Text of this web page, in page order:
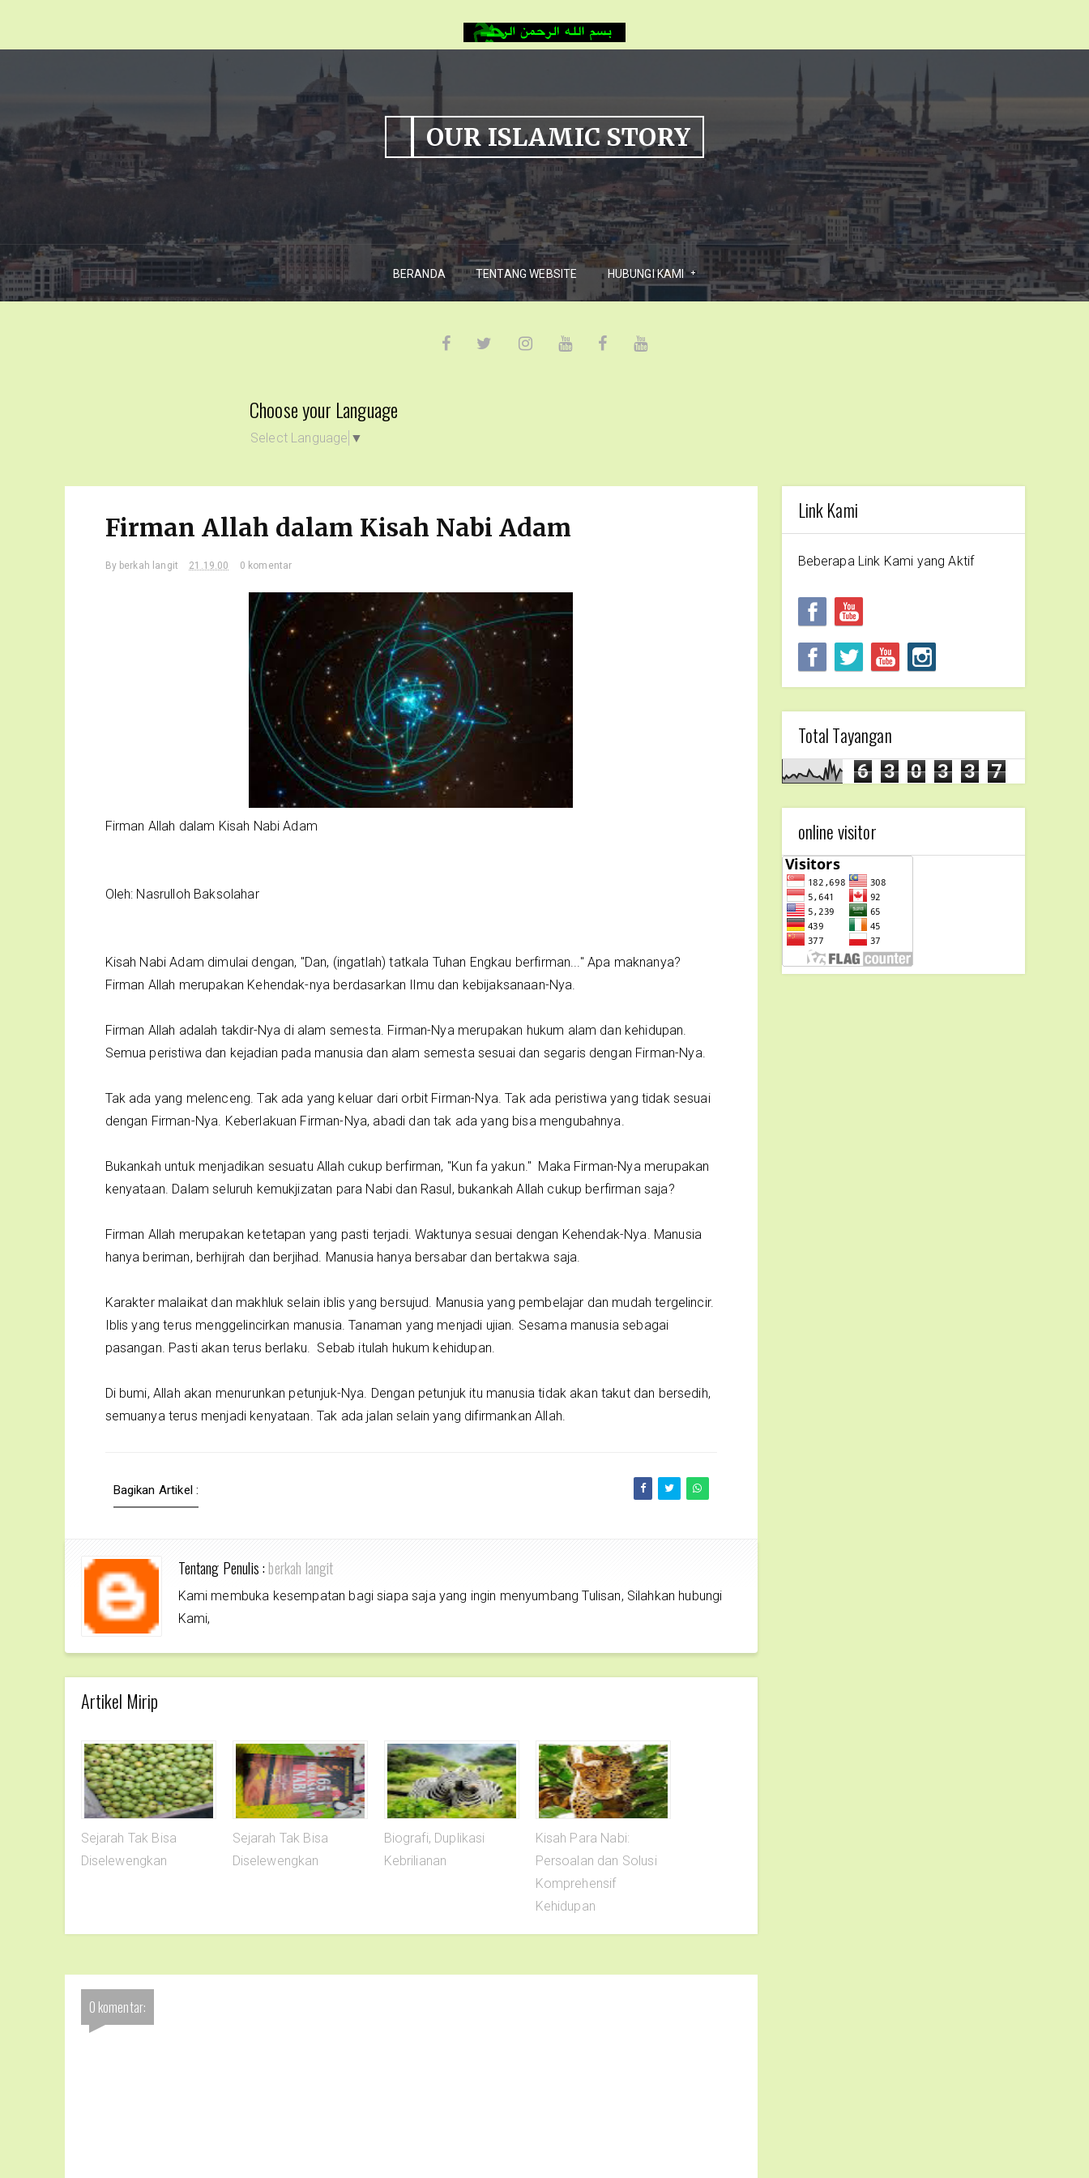
OUR ISLAMIC STORY
BERANDA TENTANG WEBSITE HUBUNGI KAMI
Choose your Language
Select Language ▼
Firman Allah dalam Kisah Nabi Adam
By berkah langit 21.19.00 0 komentar
Firman Allah dalam Kisah Nabi Adam
Oleh: Nasrulloh Baksolahar
Kisah Nabi Adam dimulai dengan, "Dan, (ingatlah) tatkala Tuhan Engkau berfirman..." Apa maknanya?
Firman Allah merupakan Kehendak-nya berdasarkan Ilmu dan kebijaksanaan-Nya.
Firman Allah adalah takdir-Nya di alam semesta. Firman-Nya merupakan hukum alam dan kehidupan.
Semua peristiwa dan kejadian pada manusia dan alam semesta sesuai dan segaris dengan Firman-Nya.
Tak ada yang melenceng. Tak ada yang keluar dari orbit Firman-Nya. Tak ada peristiwa yang tidak sesuai
dengan Firman-Nya. Keberlakuan Firman-Nya, abadi dan tak ada yang bisa mengubahnya.
Bukankah untuk menjadikan sesuatu Allah cukup berfirman, "Kun fa yakun." Maka Firman-Nya merupakan
kenyataan. Dalam seluruh kemukjizatan para Nabi dan Rasul, bukankah Allah cukup berfirman saja?
Firman Allah merupakan ketetapan yang pasti terjadi. Waktunya sesuai dengan Kehendak-Nya. Manusia
hanya beriman, berhijrah dan berjihad. Manusia hanya bersabar dan bertakwa saja.
Karakter malaikat dan makhluk selain iblis yang bersujud. Manusia yang pembelajar dan mudah tergelincir.
Iblis yang terus menggelincirkan manusia. Tanaman yang menjadi ujian. Sesama manusia sebagai
pasangan. Pasti akan terus berlaku. Sebab itulah hukum kehidupan.
Di bumi, Allah akan menurunkan petunjuk-Nya. Dengan petunjuk itu manusia tidak akan takut dan bersedih,
semuanya terus menjadi kenyataan. Tak ada jalan selain yang difirmankan Allah.
Bagikan Artikel :
Tentang Penulis :berkah langit
Kami membuka kesempatan bagi siapa saja yang ingin menyumbang Tulisan, Silahkan hubungi
Kami,
Artikel Mirip
Sejarah Tak Bisa
Diselewengkan
Sejarah Tak Bisa
Diselewengkan
Biografi, Duplikasi
Kebrilianan
Kisah Para Nabi:
Persoalan dan Solusi
Komprehensif
Kehidupan
0 komentar:
Link Kami
Beberapa Link Kami yang Aktif
Total Tayangan
6 3 0 3 3 7
online visitor